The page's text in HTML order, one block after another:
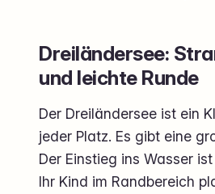
Dreiländersee:
und leichte Runde
Der Dreiländersee ist ein
jeder Platz. Es gibt eine
Der Einstieg ins Wasser
Ihr Kind im Randbereich